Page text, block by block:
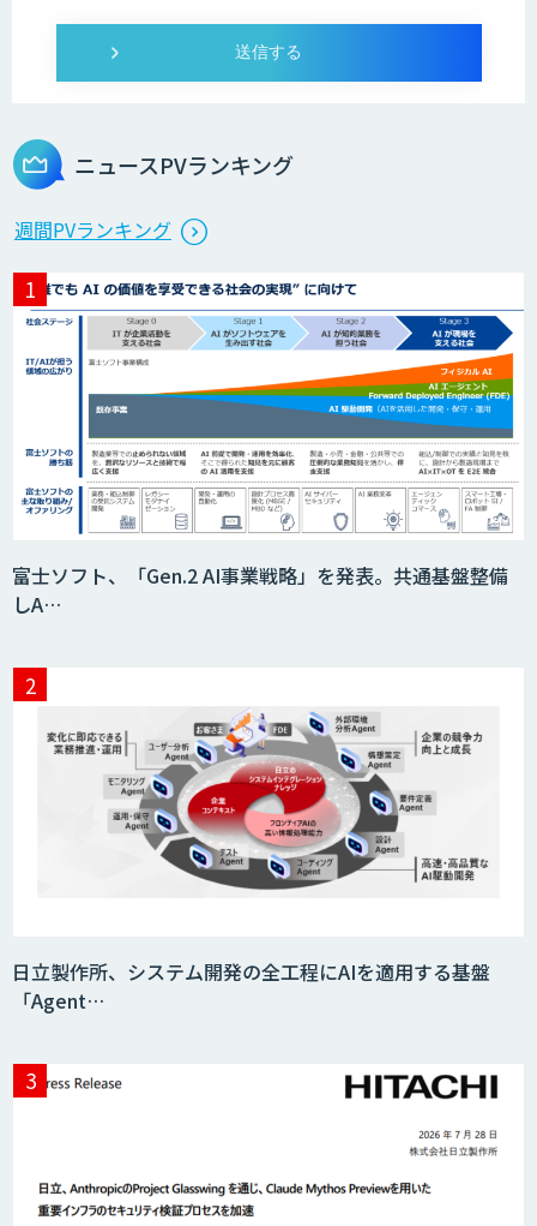
ニュースPVランキング
週間PVランキング
富士ソフト、「Gen.2 AI事業戦略」を発表。共通基盤整備
しA…
日立製作所、システム開発の全工程にAIを適用する基盤
「Agent…